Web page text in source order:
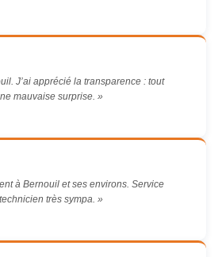
J’ai apprécié la transparence : tout
mauvaise surprise. »
à Bernouil et ses environs. Service
très sympa. »